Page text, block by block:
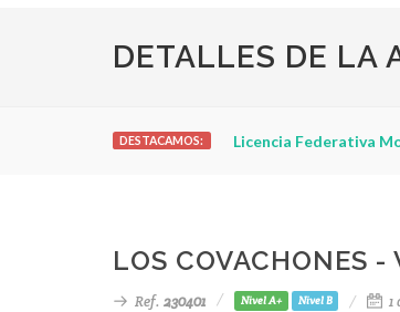
DETALLES DE LA
DESTACAMOS: Licencia Federativa
LOS COVACHONES -
Ref. 230401 Nivel A+ Nivel B 1